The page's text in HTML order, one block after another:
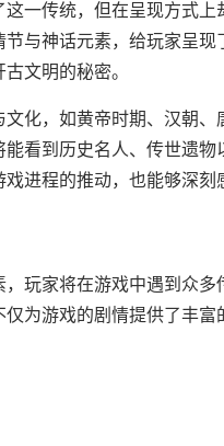
一传统，但在呈现方式上
与神话元素，给玩家呈现
文明的秘密。
化，如黄帝时期、汉朝、
看到历史名人、传世遗物
进程的推动，也能够深刻
玩家将在游戏中遇到众多
为游戏的剧情提供了丰富